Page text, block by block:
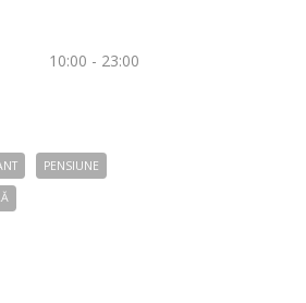
10:00 - 23:00
PENSIUNE